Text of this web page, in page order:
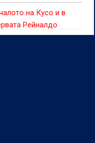
на Кусо и в
Рейналдо
на „сините“